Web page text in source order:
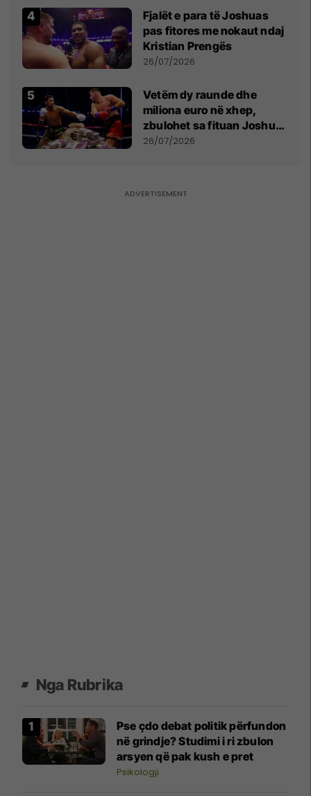
Fjalët e para të Joshuas
pas fitores me nokaut ndaj
Kristian Prengës
26/07/2026
Vetëm dy raunde dhe
miliona euro në xhep,
zbulohet sa fituan Joshua
e Prenga
26/07/2026
Nga Rubrika
Pse çdo debat politik përfundon
në grindje? Studimi i ri zbulon
arsyen që pak kush e pret
Psikologji